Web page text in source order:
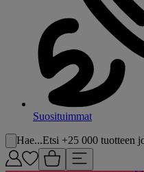
Suosituimmat
Hae...Etsi +25 000 tuotteen